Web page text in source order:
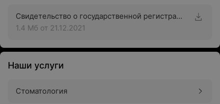
Свидетельство о государственной регистрации
1.4 Мб от 21.12.2021
Наши услуги
Стоматология